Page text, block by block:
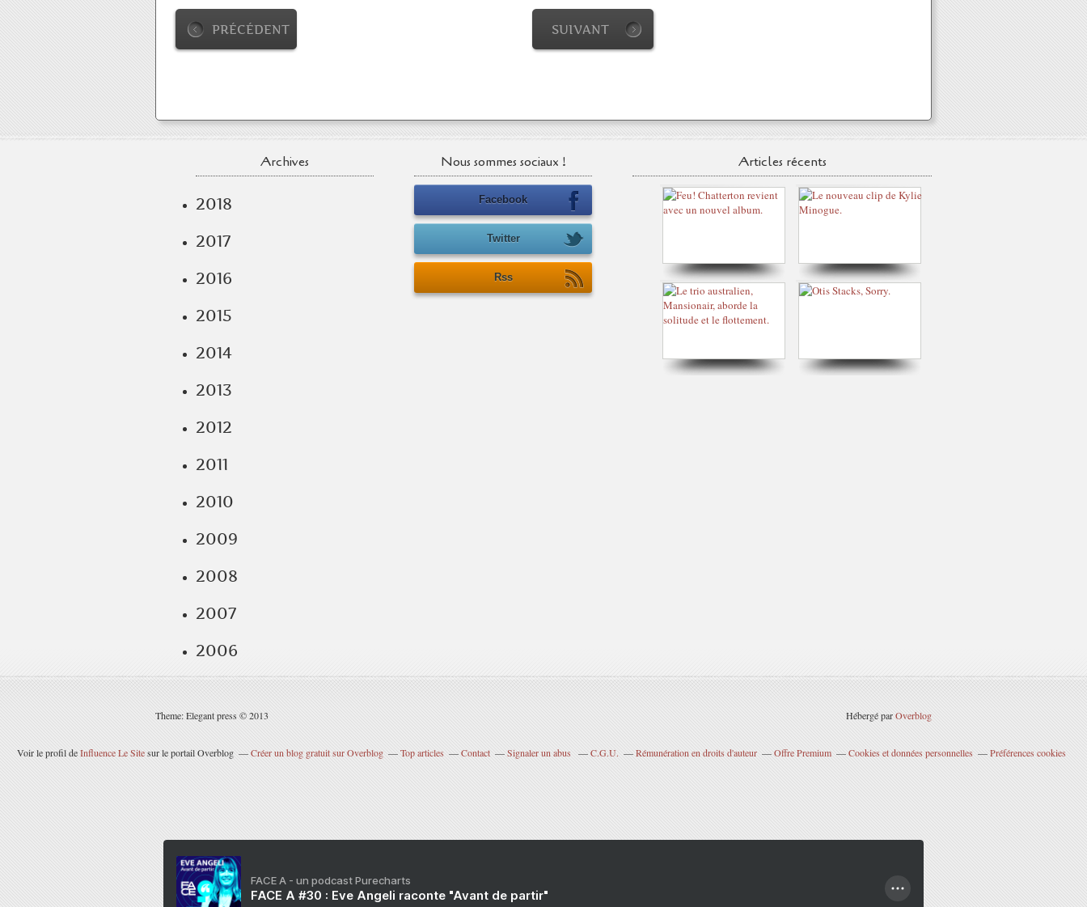
PRÉCÉDENT SUIVANT
Archives
2018
2017
2016
2015
2014
2013
2012
2011
2010
2009
2008
2007
2006
Nous sommes sociaux !
Facebook
Twitter
Rss
Articles récents
Theme: Elegant press © 2013 Hébergé parOverblog
Voir le profil deInfluence Le Sitesur le portail Overblog Créer un blog gratuit sur Overblog Top articles Contact Signaler un abus C.G.U. Rémunération en droits d'auteur Offre Premium Cookies et données personnelles Préférences cookies
FACE A - un podcast Purecharts
FACE A #30 : Eve Angeli raconte "Avant de partir"